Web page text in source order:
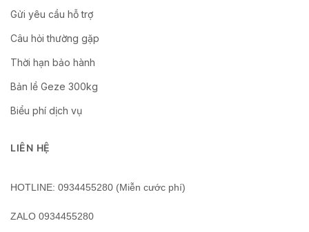
Gửi yêu cầu hỗ trợ
Câu hỏi thường gặp
Thời hạn bảo hành
Bản lề Geze 300kg
Biểu phí dịch vụ
LIÊN HỆ
HOTLINE: 0934455280 (Miễn cước phí)
ZALO 0934455280